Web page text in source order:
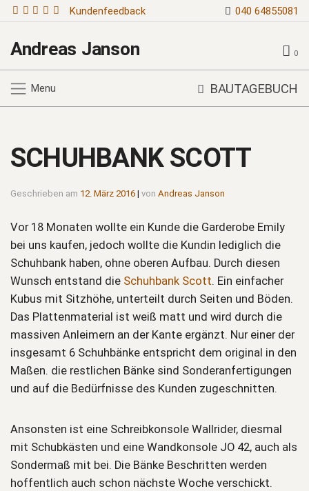
Kundenfeedback 040 64855081
Andreas Janson 0
Menu BAUTAGEBUCH
SCHUHBANK SCOTT
Geschrieben am 12. März 2016 | von Andreas Janson
Vor 18 Monaten wollte ein Kunde die Garderobe Emily
bei uns kaufen, jedoch wollte die Kundin lediglich die
Schuhbank haben, ohne oberen Aufbau. Durch diesen
Wunsch entstand die Schuhbank Scott. Ein einfacher
Kubus mit Sitzhöhe, unterteilt durch Seiten und Böden.
Das Plattenmaterial ist weiß matt und wird durch die
massiven Anleimern an der Kante ergänzt. Nur einer der
insgesamt 6 Schuhbänke entspricht dem original in den
Maßen. die restlichen Bänke sind Sonderanfertigungen
und auf die Bedürfnisse des Kunden zugeschnitten.
Ansonsten ist eine Schreibkonsole Wallrider, diesmal
mit Schubkästen und eine Wandkonsole JO 42, auch als
Sondermaß mit bei. Die Bänke Beschritten werden
hoffentlich auch schon nächste Woche verschickt.